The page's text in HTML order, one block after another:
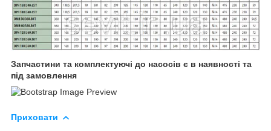
Запчастини та комплектуючі до насосів є в наявності та
під замовлення
Приховати